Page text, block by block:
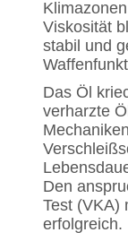
Viskosität
stabil und
Das Öl
verharzte
Den
Test (VKA)
erfolgreich.